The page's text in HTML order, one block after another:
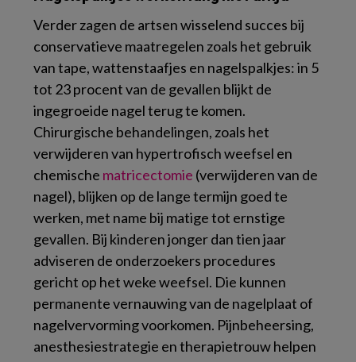
Verder zagen de artsen wisselend succes bij
conservatieve maatregelen zoals het gebruik
van tape, wattenstaafjes en nagelspalkjes: in 5
tot 23 procent van de gevallen blijkt de
ingegroeide nagel terug te komen.
Chirurgische behandelingen, zoals het
verwijderen van hypertrofisch weefsel en
chemische matricectomie (verwijderen van de
nagel), blijken op de lange termijn goed te
werken, met name bij matige tot ernstige
gevallen. Bij kinderen jonger dan tien jaar
adviseren de onderzoekers procedures
gericht op het weke weefsel. Die kunnen
permanente vernauwing van de nagelplaat of
nagelvervorming voorkomen. Pijnbeheersing,
anesthesiestrategie en therapietrouw helpen